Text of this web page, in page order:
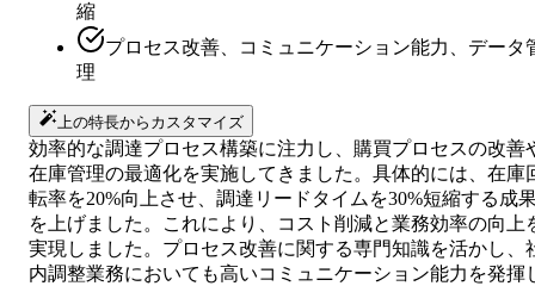
縮
プロセス改善、コミュニケーション能力、データ
理
上の特長からカスタマイズ
効率的な調達プロセス構築に注力し、購買プロセスの改善
在庫管理の最適化を実施してきました。具体的には、在庫
転率を20%向上させ、調達リードタイムを30%短縮する成
を上げました。これにより、コスト削減と業務効率の向上
実現しました。プロセス改善に関する専門知識を活かし、
内調整業務においても高いコミュニケーション能力を発揮